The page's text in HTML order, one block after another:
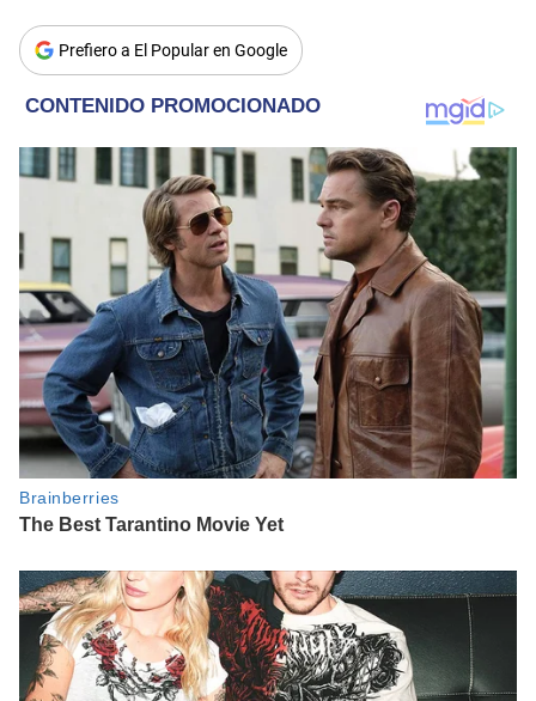
Prefiero a El Popular en Google